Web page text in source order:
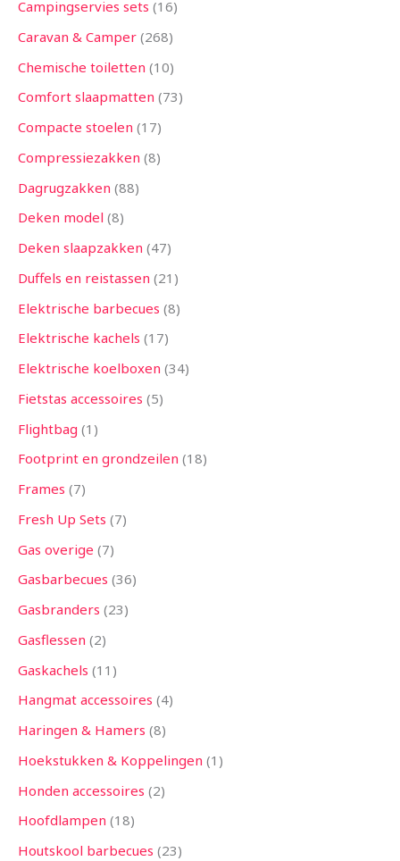
Campingservies sets 16
Caravan & Camper 268
Chemische toiletten 10
Comfort slaapmatten 73
Compacte stoelen 17
Compressiezakken 8
Dagrugzakken 88
Deken model 8
Deken slaapzakken 47
Duffels en reistassen 21
Elektrische barbecues 8
Elektrische kachels 17
Elektrische koelboxen 34
Fietstas accessoires 5
Flightbag 1
Footprint en grondzeilen 18
Frames 7
Fresh Up Sets 7
Gas overige 7
Gasbarbecues 36
Gasbranders 23
Gasflessen 2
Gaskachels 11
Hangmat accessoires 4
Haringen & Hamers 8
Hoekstukken & Koppelingen 1
Honden accessoires 2
Hoofdlampen 18
Houtskool barbecues 23